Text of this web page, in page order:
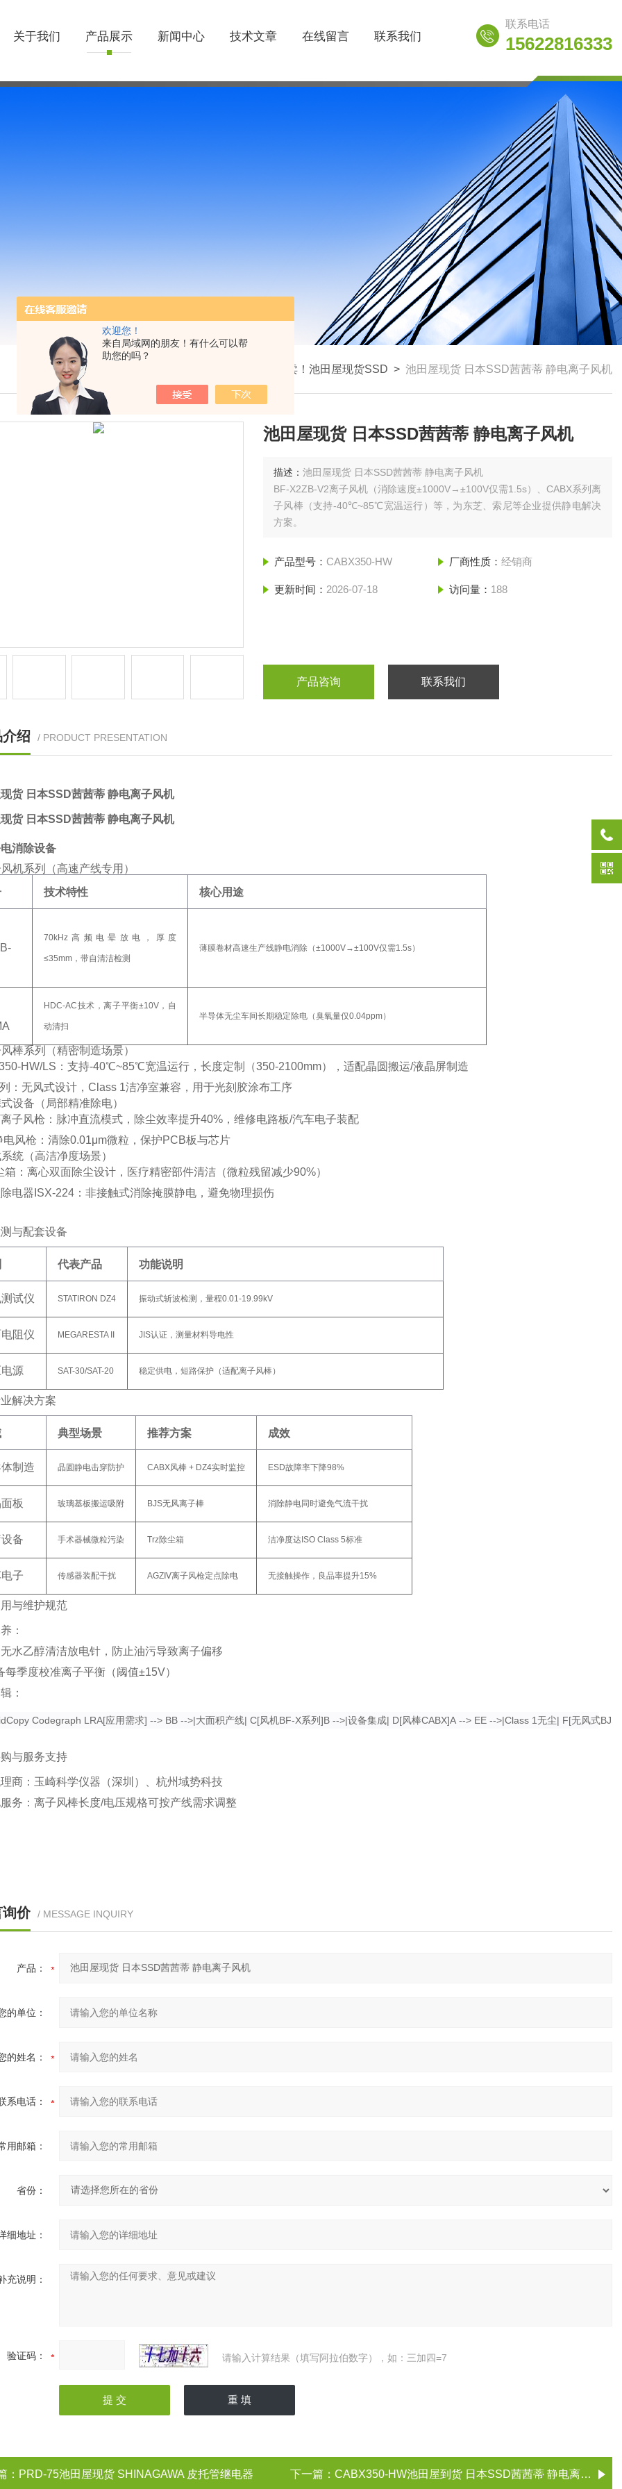
欢迎您！
来自局域网的朋友！有什么可以帮
助您的吗？
关于我们 产品展示 新闻中心 技术文章 在线留言 联系我们
联系电话
15622816333
热卖！池田屋现货SSD > 池田屋现货 日本SSD茜茜蒂 ‌静电离子风机
池田屋现货 日本SSD茜茜蒂 ‌静电离子风机
描述：池田屋现货 日本SSD茜茜蒂 ‌静电离子风机
BF-X2ZB-V2离子风机（消除速度±1000V→±100V仅需1.5s）、CABX系列离
子风棒（支持-40℃~85℃宽温运行）等，为东芝、索尼等企业提供静电解决
方案。
产品型号： CABX350-HW 厂商性质： 经销商
更新时间： 2026-07-18 访问量： 188
产品咨询 联系我们
绍 / PRODUCT PRESENTATION
货 日本SSD茜茜蒂 ‌静电离子风机
货 日本SSD茜茜蒂 ‌静电离子风机
消除设备
机系列（高速产线专用）
技术特性 核心用途
70kHz高频电晕放电，厚度
≤35mm，带自清洁检测
薄膜卷材高速生产线静电消除（±1000V→±100V仅需1.5s）
HDC-AC技术，离子平衡±10V，自
动清扫
半导体无尘车间长期稳定除电（臭氧量仅0.04ppm）
棒系列（精密制造场景）
HW/LS ‌：支持-40℃~85℃宽温运行，长度定制（350-2100mm），适配晶圆搬运/液晶屏制造
‌：无风式设计，Class 1洁净室兼容，用于光刻胶涂布工序
设备（局部精准除电）
子风枪 ‌：脉冲直流模式，除尘效率提升40%，维修电路板/汽车电子装配
电风枪 ‌：清除0.01μm微粒，保护PCB板与芯片
统（高洁净度场景）
箱 ‌：离心双面除尘设计，医疗精密部件清洁（微粒残留减少90%）
电器ISX-224 ‌：非接触式消除掩膜静电，避免物理损伤
与配套设备
代表产品 功能说明
试仪 STATIRON DZ4 振动式斩波检测，量程0.01-19.99kV
阻仪 MEGARESTA II JIS认证，测量材料导电性
源 SAT-30/SAT-20 稳定供电，短路保护（适配离子风棒）
解决方案
典型场景 推荐方案 成效
制造 晶圆静电击穿防护 CABX风棒 + DZ4实时监控 ESD故障率下降98%
板 玻璃基板搬运吸附 BJS无风离子棒 消除静电同时避免气流干扰
备 手术器械微粒污染 Trz除尘箱 洁净度达ISO Class 5标准
子 传感器装配干扰 AGZⅣ离子风枪定点除电 无接触操作，良品率提升15%
与维护规范
‌：
水乙醇清洁放电针，防止油污导致离子偏移
每季度校准离子平衡（阈值±15V）
‌：
Codegraph LRA[应用需求] --> BB -->|大面积产线| C[风机BF-X系列]B -->|设备集成| D[风棒CABX]A --> EE -->|Class 1无尘| F[无风式
与服务支持
商 ‌：玉崎科学仪器（深圳）、杭州域势科技
务 ‌：离子风棒长度/电压规格可按产线需求调整
价 / MESSAGE INQUIRY
产品：
的单位：
的姓名：
系电话：
用邮箱：
省份：
细地址：
充说明：
验证码： 请输入计算结果（填写阿拉伯数字），如：三加四=7
： PRD-75池田屋现货 SHINAGAWA 皮托管继电器 下一篇： CABX350-HW池田屋到货 日本SSD茜茜蒂 ‌静电离子风棒